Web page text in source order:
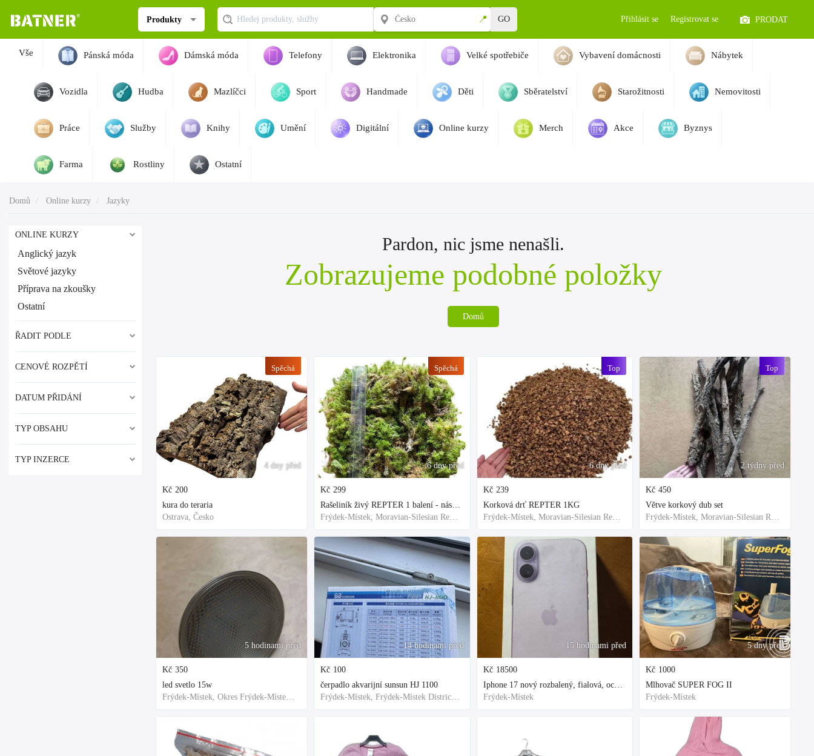
Produkty 📍 GO Přihlásit se Registrovat se PRODAT
Vše Pánská móda Dámská móda Telefony Elektronika Velké spotřebiče Vybavení domácnosti Nábytek
Vozidla Hudba Mazlíčci Sport Handmade Děti Sběratelství Starožitnosti Nemovitosti
Práce Služby Knihy Umění Digitální Online kurzy Merch Akce Byznys
Farma Rostliny Ostatní
Domů Online kurzy Jazyky
ONLINE KURZY
Anglický jazyk
Světové jazyky
Příprava na zkoušky
Ostatní
ŘADIT PODLE
CENOVÉ ROZPĚTÍ
DATUM PŘIDÁNÍ
TYP OBSAHU
TYP INZERCE
Pardon, nic jsme nenašli.
Zobrazujeme podobné položky
Domů
4 dny před
Spěchá
Kč 200
kura do teraria
Ostrava, Česko
5 hodinami před
Kč 350
led svetlo 15w
Frýdek-Místek, Okres Frýdek-Místek, Česko
6 dny před
Spěchá
Kč 299
Rašeliník živý REPTER 1 balení - násada, TOP kvalita 30cm-30cm-8cm
Frýdek-Místek, Moravian-Silesian Region,Others
14 hodinami před
Kč 100
čerpadlo akvarijní sunsun HJ 1100
Frýdek-Místek, Frýdek-Místek District, Czechia
6 dny před
Top
Kč 239
Korková drť REPTER 1KG
Frýdek-Místek, Moravian-Silesian Region,Others
15 hodinami před
Kč 18500
Iphone 17 nový rozbalený, fialová, ochranne sklo a obal kupovane za 80
Frýdek-Místek
2 týdny před
Top
Kč 450
Větve korkový dub set
Frýdek-Místek, Moravian-Silesian Region,Others
5 dny před
Kč 1000
Mlhovač SUPER FOG II
Frýdek-Místek